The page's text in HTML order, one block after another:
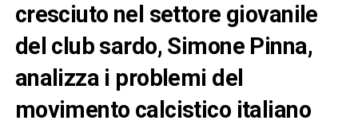
cresciuto nel settore giovanile
del club sardo, Simone Pinna,
analizza i problemi del
movimento calcistico italiano